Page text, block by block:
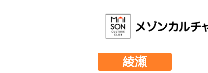
綾瀬